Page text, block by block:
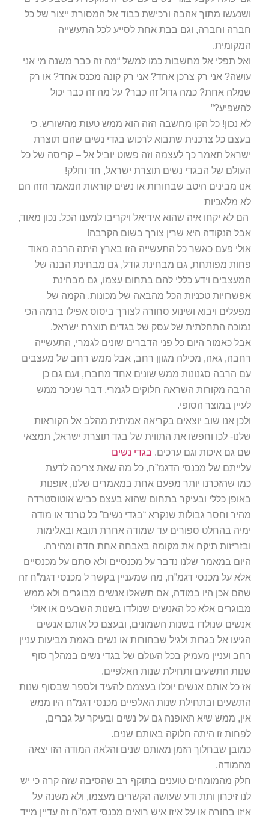
ושנעשו מתוך אהבה ורכישת כבוד אל המסורת ייצור של כל
חברה וחברה, וגם בבת אחת לסייע לכל התעשייה
המקומית.
ואל תפלי אל מחשבות כמו למשל “מה זה כבר משנה מי אני
עושה? אני רק צרכן אחד? אני רק קונה מכנס אחד? או רק
שמלה אחת? כמה גדול זה כבר? על מה זה כבר יכול
להשפיע?”
לא נכון! כל הקו מחשבה הזה הוא ממש טעות מהשורש, כי
בעצם כל צרכנית שתבוא לרכוש בגדי נשים שהם תוצרת
ישראל תאמר כך לעצמה וזה פשוט יוביל אל – קריסה של כל
העולם של הבגדי נשים תוצרת ישראל, חד וחלק!
אנו מבינים היטב שבחורות או נשים קוראות המאמר הזה הם
לא מלאכיות
הם לא יקחו איה שהוא אידיאל ויקריבו למענו הכל. נכון מאוד,
אבל הנקודה היא שרין צורך בשום הקרבה!
אולי פעם כאשר כל התעשייה הזו בארץ היתה הרבה מאוד
פחות מפותחת, גם מבחינת גודל, גם מבחינת הבנה של
המעצבים וידע כללי להם בתחום עצמו, גם מבחינת
אפשרויות טכניות הכל מהבאה של מכונות, הקמה של
מפעלים ויבוא ושינוע סחורה לצורך ביסוס אפילו ברמה הכי
נמוכה התחלתית של עסק של בגדים תוצרת ישראל.
אבל כאמור היום כל פני הדברים שונים לגמרי, התעשייה
רחבה, גאה, מכילה מגוןן רחב, אבל ממש רחב של מעצבים
עם הרבה סגנונות ממש שונים אחד מחברו, ועם גם כן
הרבה מקורות השראה חלוקים לגמרי, דבר שניכר ממש
לעיין במוצר הסופי.
ולכן אנו שוב יוצאים בקריאה אמיתית מהלב אל הקוראות
שלנו- לכו וחפשו את התווית של בגד תוצרת ישראל, תמצאי
שם גם איכות וגם ערכים. בגדי נשים
עלייתם של מכנסי הדגמ”ח, כל מה שאת צריכה לדעת
כמו שהזכרנו יותר מפעם אחת במאמרים שלנו, אופנות
באופן כללי ובעיקר בתחום שהוא בעצם כביש אוטוסטרדה
מהיר וחסר גבולות שנקרא “בגדי נשים” כל טרנד או מודה
ימיה בהחלט ספורים עד שמודה אחרת תובא ובאלימות
ובזריזות תיקח את מקומה באבחה אחת חדה ומהירה.
היום במאמר שלנו נדבר על מכנסיים ולא סתם על מכנסיים
אלא על מכנסי דגמ”ח, מה שמעניין בקשר ל מכנסי דגמ”ח זה
שהם אכן היו במודה, אם תשאלו אנשים מבוגרים ולא ממש
מבוגרים אלא כל האנשים שנולדו בשנות השבעים או אולי
אנשים שנולדו בשנות השמונים, ובעצם כל אותם אנשים
הגיעו אל בגרות ולגיל שבחורות או נשים באמת מביעות עניין
רחב ועניין מעמיק בכל העולם של בגדי נשים במהלך סוף
שנות התשעים ותחילת שנות האלפיים.
אז כל אותם אנשים יוכלו בעצמם להעיד ולספר שבסוף שנות
התשעים ובתחילת שנות האלפיים מכנסי דגמ”ח היו ממש
אין, ממש שיא האופנה גם על נשים ובעיקר על גברים,
לפחות זו היתה חלוקה באותם שנים.
כמובן שבחלוך הזמן מאותם שנים והלאה המודה הזו יצאה
מהמודה.
חלק מהמומחים טוענים בתוקף רב שהסיבה שזה קרה כי יש
לנו זיכרון ותת ודע שעושה הקשרים מעצמו, ולא משנה על
איזו בחורה או על איזו איש רואים מכנסי דגמ”ח זה עדיין מייד